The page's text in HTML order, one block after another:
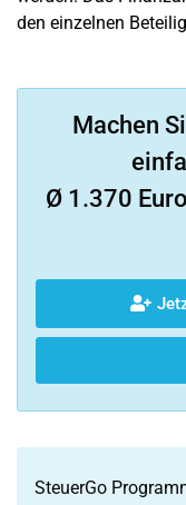
den einzelnen
Machen
Ø 1.370
SteuerGo